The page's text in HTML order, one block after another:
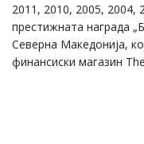
2011, 2010, 2005, 2004,
престижната награда
Северна Македонија,
финансиски магазин